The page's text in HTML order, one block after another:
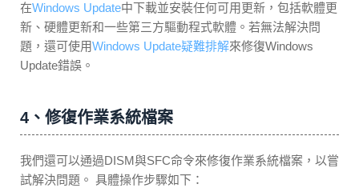
在Windows Update中下載並安裝任何可用更新，包括軟體更
新、硬體更新和一些第三方驅動程式軟體。若無法解決問
題，還可使用Windows Update疑難排解來修復Windows
Update錯誤。
4、修復作業系統檔案
我們還可以通過DISM與SFC命令來修復作業系統檔案，以嘗
試解決問題。 具體操作步驟如下：